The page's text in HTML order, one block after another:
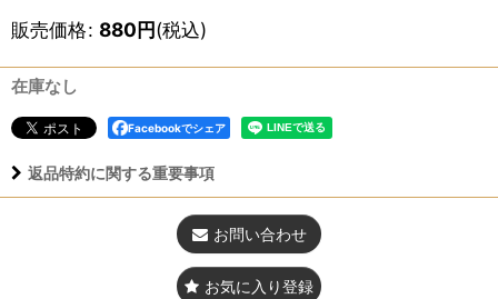
販売価格: 880円(税込)
在庫なし
Facebookでシェア
返品特約に関する重要事項
お問い合わせ
お気に入り登録